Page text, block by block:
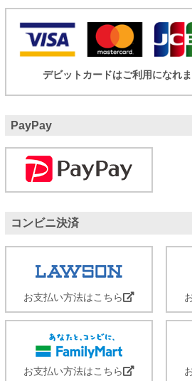
デビットカードはご利用になれま
PayPay
コンビニ決済
お支払い方法はこちら
お支払い方法はこちら